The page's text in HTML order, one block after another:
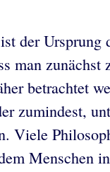
der Ursprung
man
betrachtet
zumindest,
Viele
Menschen